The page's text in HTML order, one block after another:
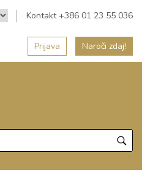
Kontakt +386 01 23 55 036
Prijava Naroči zdaj!